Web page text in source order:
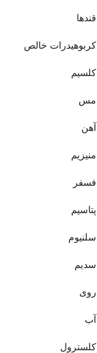
قندها
کربوهیدرات خالص
کلسیم
مس
آهن
منیزیم
فسفر
پتاسیم
سلنیوم
سدیم
روی
آب
کلسترول